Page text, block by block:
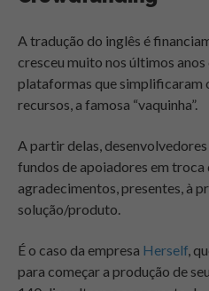
A tradução do inglês é
cresceu muito nos últimos
plataformas que simplificaram
recursos, a famosa “vaquinha”.
A partir delas,
fundos de apoiadores em troca
agradecimentos, presentes, à
solução/produto.
É o caso da empresa Herself,
para começar a produção de